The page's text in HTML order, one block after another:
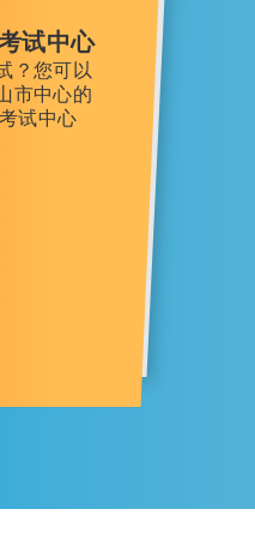
试中心
？您可以
市中心的
试中心